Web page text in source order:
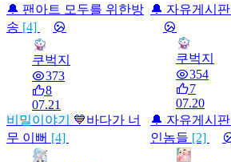
🔔 팬아트 모두를 위한방
송 [4]
쿠벅지
373
8
07.21
🔔 자유게시판
쿠벅지
354
7
07.20
비밀이야기 💙바다가 너
무 이뻐 [4]
🔔 자유게시판
인놈들 [2]